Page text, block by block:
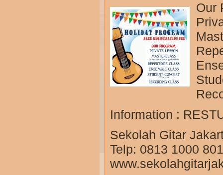
Our
Information :
Sekolah Gitar
Telp: 0813 1000